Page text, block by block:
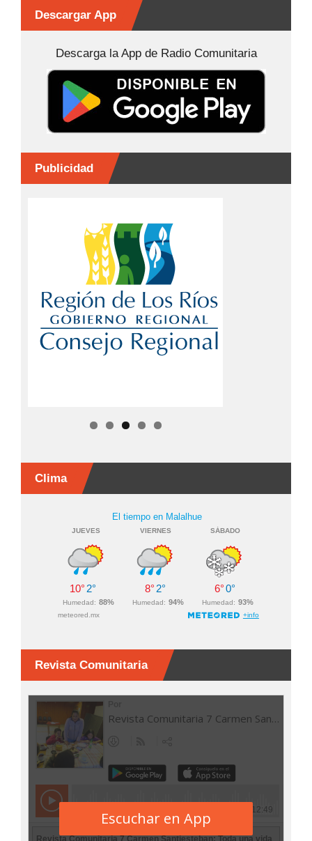
k
Descargar App
Descarga la App de Radio Comunitaria
Publicidad
Clima
Revista Comunitaria